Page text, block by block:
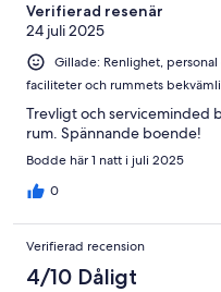
Verifierad resenär
24 juli 2025
Gillade: Renlighet,
faciliteter och rummets
Trevligt och serviceminded
rum. Spännande boende!
Bodde här 1 natt i juli 2025
0
Verifierad recension
4/10 Dåligt